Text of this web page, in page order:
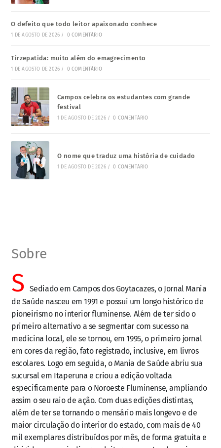
O defeito que todo leitor apaixonado conhece
1 DE AGOSTO DE 2026 / 0 COMENTÁRIO
Tirzepatida: muito além do emagrecimento
1 DE AGOSTO DE 2026 / 0 COMENTÁRIO
Campos celebra os estudantes com grande
festival
1 DE AGOSTO DE 2026 / 0 COMENTÁRIO
O nome que traduz uma história de cuidado
1 DE AGOSTO DE 2026 / 0 COMENTÁRIO
Sobre
S Sediado em Campos dos Goytacazes, o Jornal Mania
de Saúde nasceu em 1991 e possui um longo histórico de
pioneirismo no interior fluminense. Além de ter sido o
primeiro alternativo a se segmentar com sucesso na
medicina local, ele se tornou, em 1995, o primeiro jornal
em cores da região, fato registrado, inclusive, em livros
escolares. Logo em seguida, o Mania de Saúde abriu sua
sucursal em Itaperuna e criou a edição voltada
especificamente para o Noroeste Fluminense, ampliando
assim o seu raio de ação. Com duas edições distintas,
além de ter se tornando o mensário mais longevo e de
maior circulação do interior do estado, com mais de 40
mil exemplares distribuídos por mês, de forma gratuita e